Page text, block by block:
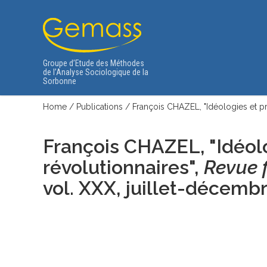
Groupe d’Etude des Méthodes
de l’Analyse Sociologique de la
Sorbonne
Home / Publications / François CHAZEL, "Idéologies et
François CHAZEL,
révolutionnaires", Revue
vol. XXX, juillet-